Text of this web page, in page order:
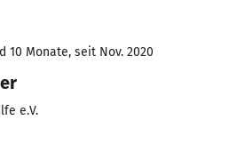
10 Monate, seit Nov. 2020
e.V.